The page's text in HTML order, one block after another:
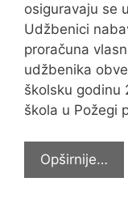
osiguravaju se
Udžbenici
proračuna
udžbenika
školsku godinu
škola u Požegi
Opširnije…
za